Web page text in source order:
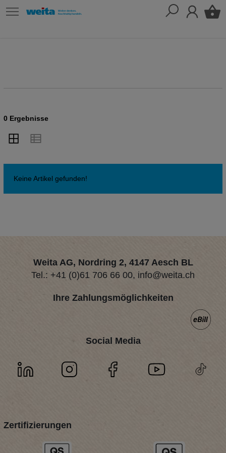
0 Ergebnisse
Keine Artikel gefunden!
Weita AG, Nordring 2, 4147 Aesch BL
Tel.: +41 (0)61 706 66 00, info@weita.ch
Ihre Zahlungsmöglichkeiten
Social Media
Zertifizierungen